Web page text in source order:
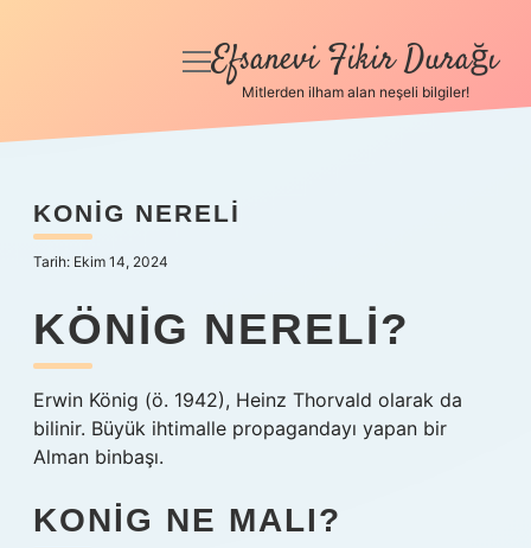
Anasayfa
Yasal Uyarı
menüyü
Efsanevi Fikir Durağı
Mitlerden ilham alan neşeli bilgiler!
KONIG NERELI
Tarih: Ekim 14, 2024
KÖNIG NERELI?
Erwin König (ö. 1942), Heinz Thorvald olarak da
bilinir. Büyük ihtimalle propagandayı yapan bir
Alman binbaşı.
KONIG NE MALI?